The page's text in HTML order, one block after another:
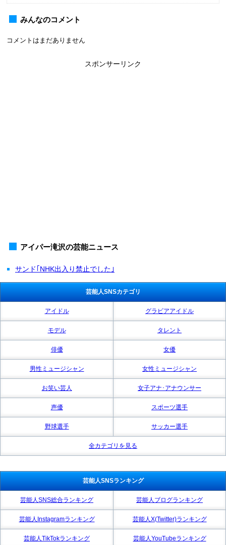
みんなのコメント
コメントはまだありません
スポンサーリンク
アイパー滝沢の芸能ニュース
サンド｢NHK出入り禁止でした｣
芸能人SNSカテゴリ
アイドル グラビアアイドル
モデル タレント
俳優 女優
男性ミュージシャン 女性ミュージシャン
お笑い芸人 女子アナ･アナウンサー
声優 スポーツ選手
野球選手 サッカー選手
全カテゴリを見る
芸能人SNSランキング
芸能人SNS総合ランキング 芸能人ブログランキング
芸能人Instagramランキング 芸能人X(Twitter)ランキング
芸能人TikTokランキング 芸能人YouTubeランキング